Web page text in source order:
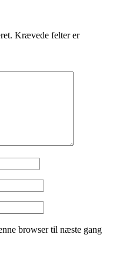
Krævede felter er
browser til næste gang